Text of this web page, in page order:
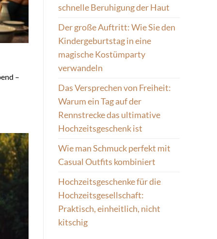
–
schnelle Beruhigung der Haut
Der große Auftritt: Wie Sie den
Kindergeburtstag in eine
magische Kostümparty
verwandeln
Das Versprechen von Freiheit:
Warum ein Tag auf der
Rennstrecke das ultimative
Hochzeitsgeschenk ist
Wie man Schmuck perfekt mit
Casual Outfits kombiniert
Hochzeitsgeschenke für die
Hochzeitsgesellschaft:
Praktisch, einheitlich, nicht
kitschig